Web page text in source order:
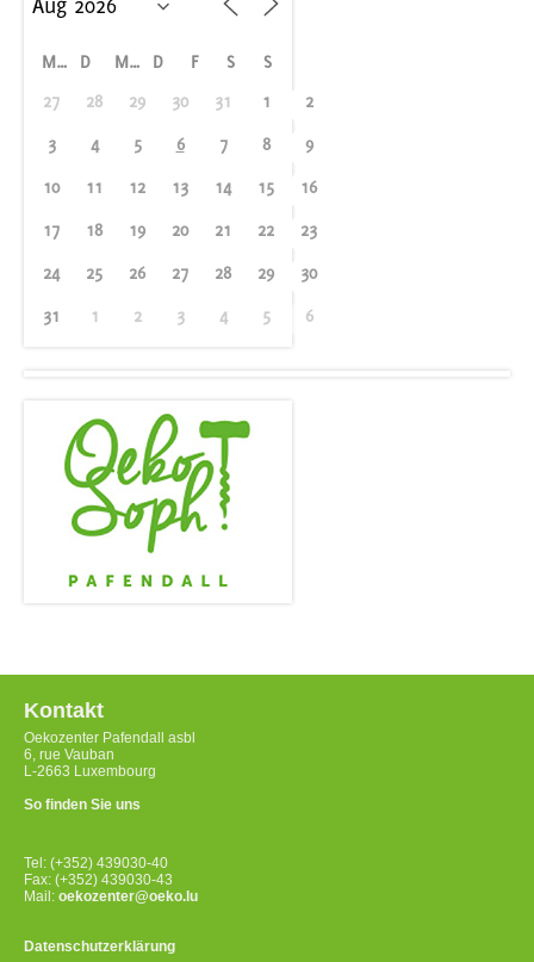
M D M D F S
S
27
28 29 30 31 1 2
3 4 5 6 7 8 9
10 11 12 13 14 15 16
17 18 19 20 21 22 23
24 25 26 27 28 29 30
31 1 2 3 4 5 6
Kontakt
Oekozenter Pafendall asbl
6, rue Vauban
L-2663 Luxembourg
So finden Sie uns
Tel: (+352) 439030-40
Fax: (+352) 439030-43
Mail: oekozenter@oeko.lu
Datenschutzerklärung